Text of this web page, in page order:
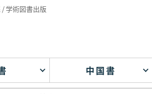
学術図書出版
中国書